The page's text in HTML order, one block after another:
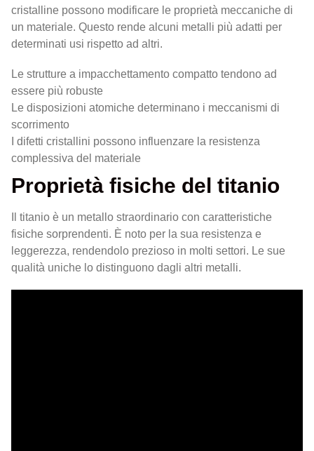
cristalline possono modificare le proprietà meccaniche di
un materiale. Questo rende alcuni metalli più adatti per
determinati usi rispetto ad altri.
Le strutture a impacchettamento compatto tendono ad
essere più robuste
Le disposizioni atomiche determinano i meccanismi di
scorrimento
I difetti cristallini possono influenzare la resistenza
complessiva del materiale
Proprietà fisiche del titanio
Il titanio è un metallo straordinario con caratteristiche
fisiche sorprendenti. È noto per la sua resistenza e
leggerezza, rendendolo prezioso in molti settori. Le sue
qualità uniche lo distinguono dagli altri metalli.